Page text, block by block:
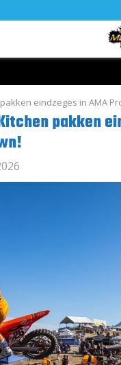
eindzeges in AMA
pakken